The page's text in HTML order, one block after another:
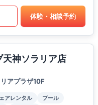
体験・相談予約
天神ソラリア店
アプラザ10F
アレンタル
プール